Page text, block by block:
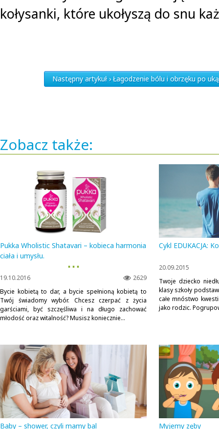
kołysanki, które ukołyszą do snu
Następny artykuł › Łagodzenie bólu i obrzęku po
Zobacz także:
Pukka Wholistic Shatavari – kobieca harmonia
ciała i umysłu.
▪ ▪ ▪
2629
19.10.2016
Bycie kobietą to dar, a bycie spełnioną kobietą to
Twój świadomy wybór. Chcesz czerpać z życia
garściami, być szczęśliwa i na długo zachować
młodość oraz witalność? Musisz koniecznie...
Cykl EDUKACJA:
20.09.2015
Twoje dziecko
klasy szkoły
całe mnóstwo
jako rodzic.
Baby – shower, czyli mamy bal
Myjemy zęby